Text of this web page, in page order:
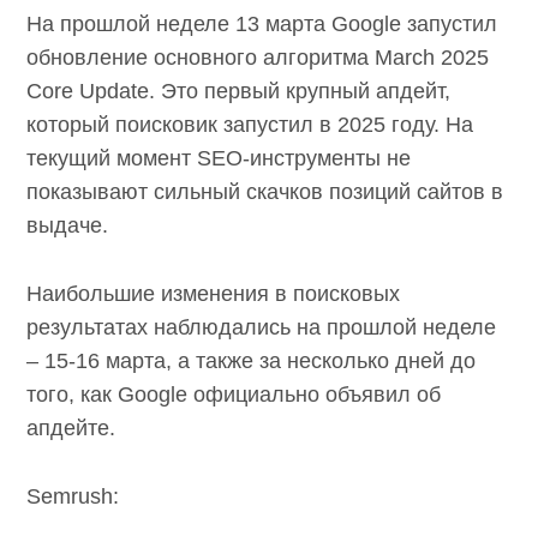
На прошлой неделе 13 марта Google запустил
обновление основного алгоритма March 2025
Core Update. Это первый крупный апдейт,
который поисковик запустил в 2025 году. На
текущий момент SEO-инструменты не
показывают сильный скачков позиций сайтов в
выдаче.
Наибольшие изменения в поисковых
результатах наблюдались на прошлой неделе
– 15-16 марта, а также за несколько дней до
того, как Google официально объявил об
апдейте.
Semrush: